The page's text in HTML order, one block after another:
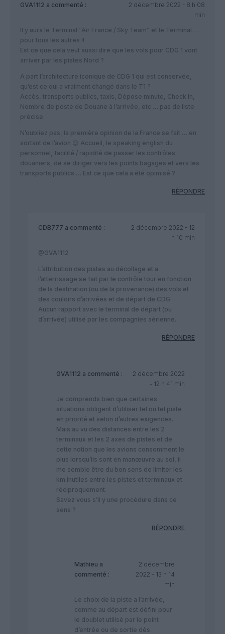
GVA1112 a commenté :
2 décembre 2022 - 8 h 08
min
Il y aura le Terminal “Air France / Sky Team” et le Terminal …
pour tous les autres !!
Est ce que cela veut aussi dire que les vols pour CDG 1 vont
arriver par les pistes Nord ?
A part l’architecture iconique de CDG 1 qui est conservée,
qu’est ce qui a vraiment changé dans le T1 ?
Accès, transports publics, taxis, Dépose minute, Check in,
Nombre de poste de Douane à l’arrivée, etc … pas de liste
précise.
N’oubliez pas, la première opinion de la France se fait … en
sortant de l’avion 😉 Accueil, le speaking english du
personnel, facilité / rapidité de passer les contrôles
douaniers, de se diriger vers les points bagages et vers les
transports publics … Est ce que cela a été opimisé ?
RÉPONDRE
CDB777 a commenté :
2 décembre 2022 - 12
h 10 min
@GVA1112
L’attribution des pistes au décollage et a
l’atterrissage se fait par le contrôle tour en fonction
de la destination (ou de la provenance) des vols et
des couloirs d’arrivées et de départ de CDG.
Aucun rapport avec le terminal de départ (ou
d’arrivée) utilisé par les compagnies aérienne.
RÉPONDRE
GVA1112 a commenté :
2 décembre 2022
- 12 h 41 min
Je comprends bien que certaines
situations obligent d’utiliser tel ou tel piste
en priorité et selon d’autres exigences.
Mais au vu des distances entre les 2
terminaux et les 2 axes de pistes et de
cette notion que les avions consomment le
plus lorsqu’ils sont en manœuvre au sol, il
me semble être du bon sens de limiter les
km inutiles entre les pistes et terminaux et
réciproquement.
Savez vous s’il y une procédure dans ce
sens ?
RÉPONDRE
Mathieu a
commenté :
2 décembre
2022 - 13 h 14
min
Le choix de la piste a l’arrivée,
comme au départ est défini pour
le doublet utilisé par le point
d’entrée ou de sortie dès